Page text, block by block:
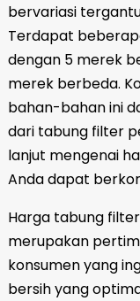
bervariasi
Terdapat
dengan 5 merek
merek berbeda.
bahan-bahan ini
dari tabung filter
lanjut mengenai
Anda dapat
Harga tabung
merupakan
konsumen yang
bersih yang